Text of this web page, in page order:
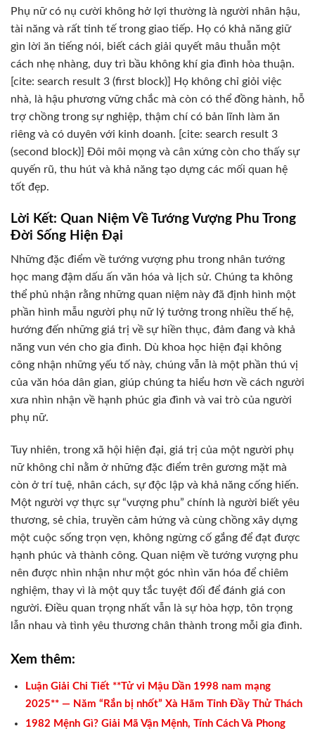
Phụ nữ có nụ cười không hở lợi thường là người nhân hậu,
tài năng và rất tinh tế trong giao tiếp. Họ có khả năng giữ
gìn lời ăn tiếng nói, biết cách giải quyết mâu thuẫn một
cách nhẹ nhàng, duy trì bầu không khí gia đình hòa thuận.
[cite: search result 3 (first block)] Họ không chỉ giỏi việc
nhà, là hậu phương vững chắc mà còn có thể đồng hành, hỗ
trợ chồng trong sự nghiệp, thậm chí có bản lĩnh làm ăn
riêng và có duyên với kinh doanh. [cite: search result 3
(second block)] Đôi môi mọng và cân xứng còn cho thấy sự
quyến rũ, thu hút và khả năng tạo dựng các mối quan hệ
tốt đẹp.
Lời Kết: Quan Niệm Về Tướng Vượng Phu Trong
Đời Sống Hiện Đại
Những đặc điểm về tướng vượng phu trong nhân tướng
học mang đậm dấu ấn văn hóa và lịch sử. Chúng ta không
thể phủ nhận rằng những quan niệm này đã định hình một
phần hình mẫu người phụ nữ lý tưởng trong nhiều thế hệ,
hướng đến những giá trị về sự hiền thục, đảm đang và khả
năng vun vén cho gia đình. Dù khoa học hiện đại không
công nhận những yếu tố này, chúng vẫn là một phần thú vị
của văn hóa dân gian, giúp chúng ta hiểu hơn về cách người
xưa nhìn nhận về hạnh phúc gia đình và vai trò của người
phụ nữ.
Tuy nhiên, trong xã hội hiện đại, giá trị của một người phụ
nữ không chỉ nằm ở những đặc điểm trên gương mặt mà
còn ở trí tuệ, nhân cách, sự độc lập và khả năng cống hiến.
Một người vợ thực sự “vượng phu” chính là người biết yêu
thương, sẻ chia, truyền cảm hứng và cùng chồng xây dựng
một cuộc sống trọn vẹn, không ngừng cố gắng để đạt được
hạnh phúc và thành công. Quan niệm về tướng vượng phu
nên được nhìn nhận như một góc nhìn văn hóa để chiêm
nghiệm, thay vì là một quy tắc tuyệt đối để đánh giá con
người. Điều quan trọng nhất vẫn là sự hòa hợp, tôn trọng
lẫn nhau và tình yêu thương chân thành trong mỗi gia đình.
Xem thêm:
Luận Giải Chi Tiết **Tử vi Mậu Dần 1998 nam mạng
2025** — Năm “Rắn bị nhốt” Xà Hãm Tỉnh Đầy Thử Thách
1982 Mệnh Gì? Giải Mã Vận Mệnh, Tính Cách Và Phong